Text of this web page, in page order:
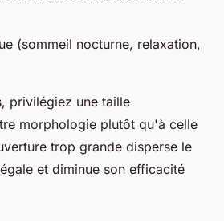
(sommeil nocturne, relaxation,
privilégiez une taille
morphologie plutôt qu'à celle
trop grande disperse le
et diminue son efficacité